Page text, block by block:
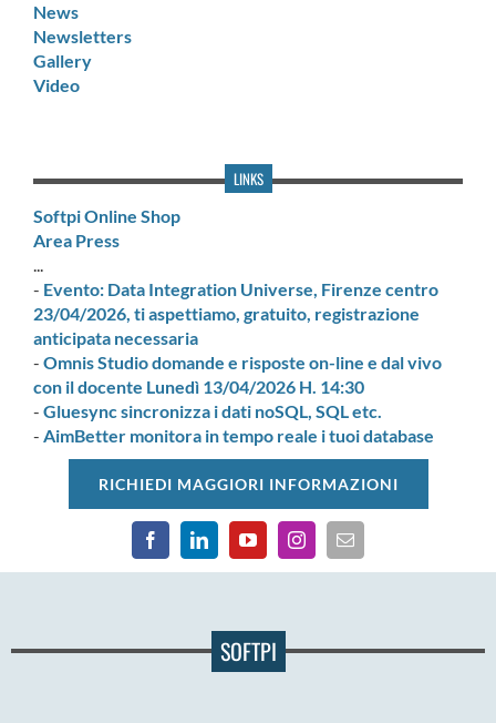
News
Newsletters
Gallery
Video
LINKS
Softpi Online Shop
Area Press
...
- Evento: Data Integration Universe, Firenze centro
23/04/2026, ti aspettiamo, gratuito, registrazione
anticipata necessaria
- Omnis Studio domande e risposte on-line e dal vivo
con il docente Lunedì 13/04/2026 H. 14:30
- Gluesync sincronizza i dati noSQL, SQL etc.
- AimBetter monitora in tempo reale i tuoi database
RICHIEDI MAGGIORI INFORMAZIONI
SOFTPI